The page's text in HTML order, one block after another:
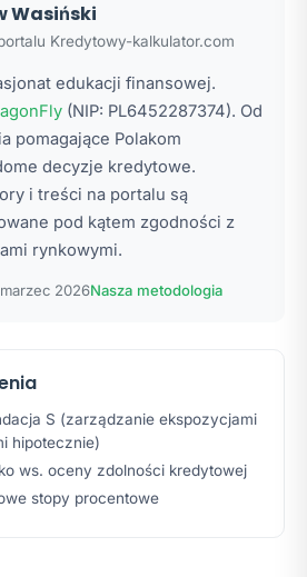
Wasiński
Kredytowy-kalkulator.com
edukacji finansowej.
(NIP: PL6452287374). Od
pomagające Polakom
decyzje kredytowe.
i treści na portalu są
pod kątem zgodności z
rynkowymi.
2026Nasza metodologia
S (zarządzanie ekspozycjami
hipotecznie)
ws. oceny zdolności kredytowej
stopy procentowe